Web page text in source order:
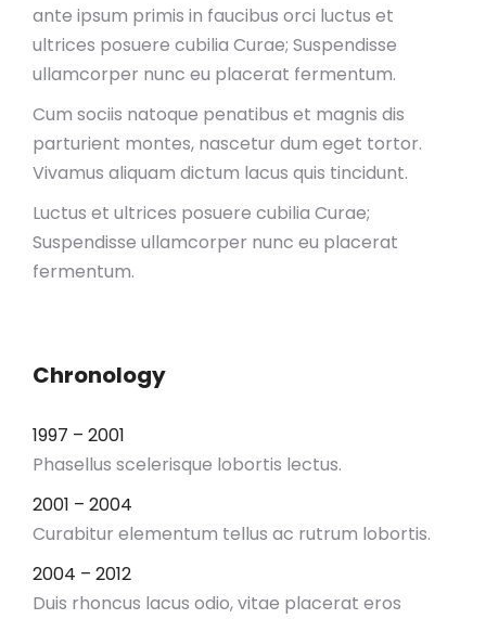
ante ipsum primis in faucibus orci luctus et
ultrices posuere cubilia Curae; Suspendisse
ullamcorper nunc eu placerat fermentum.
Cum sociis natoque penatibus et magnis dis
parturient montes, nascetur dum eget tortor.
Vivamus aliquam dictum lacus quis tincidunt.
Luctus et ultrices posuere cubilia Curae;
Suspendisse ullamcorper nunc eu placerat
fermentum.
Chronology
1997 – 2001
Phasellus scelerisque lobortis lectus.
2001 – 2004
Curabitur elementum tellus ac rutrum lobortis.
2004 – 2012
Duis rhoncus lacus odio, vitae placerat eros